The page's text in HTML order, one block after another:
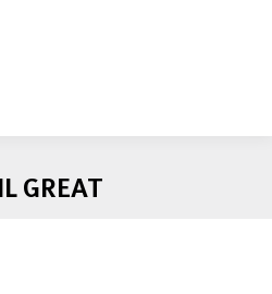
GREAT